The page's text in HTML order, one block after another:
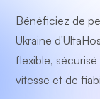
Bénéficiez de
Ukraine
flexible,
vitesse et de